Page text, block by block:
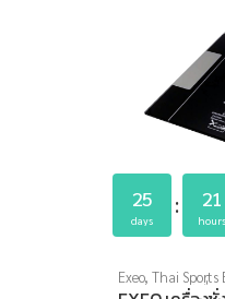
25
days
21
hours
Exeo,Thai Sports
ขวัญ,อุปกรณ์เพื่อ